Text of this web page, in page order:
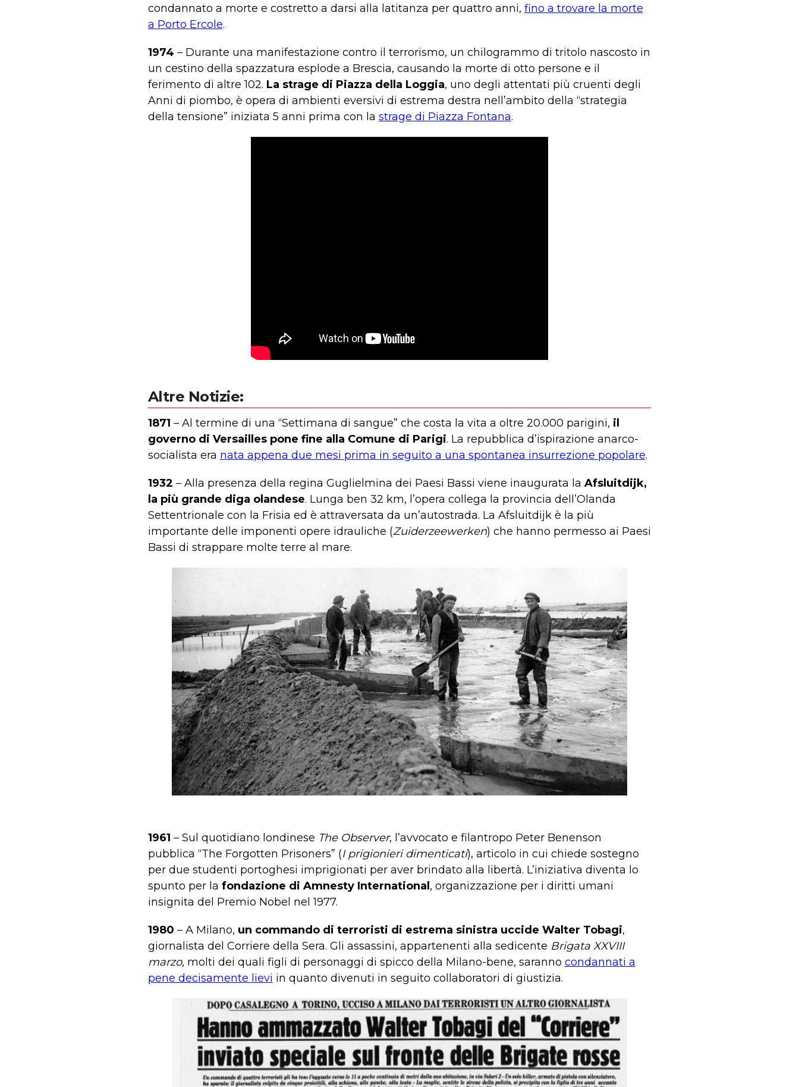
condannato a morte e costretto a darsi alla latitanza per quattro anni, fino a trovare la morte
a Porto Ercole.
1974 – Durante una manifestazione contro il terrorismo, un chilogrammo di tritolo nascosto in
un cestino della spazzatura esplode a Brescia, causando la morte di otto persone e il
ferimento di altre 102. La strage di Piazza della Loggia, uno degli attentati più cruenti degli
Anni di piombo, è opera di ambienti eversivi di estrema destra nell’ambito della “strategia
della tensione” iniziata 5 anni prima con la strage di Piazza Fontana.
Altre Notizie:
1871 – Al termine di una “Settimana di sangue” che costa la vita a oltre 20.000 parigini, il
governo di Versailles pone fine alla Comune di Parigi. La repubblica d’ispirazione anarco-
socialista era nata appena due mesi prima in seguito a una spontanea insurrezione popolare.
1932 – Alla presenza della regina Guglielmina dei Paesi Bassi viene inaugurata la Afsluitdijk,
la più grande diga olandese. Lunga ben 32 km, l’opera collega la provincia dell’Olanda
Settentrionale con la Frisia ed è attraversata da un’autostrada. La Afsluitdijk è la più
importante delle imponenti opere idrauliche (Zuiderzeewerken) che hanno permesso ai Paesi
Bassi di strappare molte terre al mare.
1961 – Sul quotidiano londinese The Observer, l’avvocato e filantropo Peter Benenson
pubblica “The Forgotten Prisoners” (I prigionieri dimenticati), articolo in cui chiede sostegno
per due studenti portoghesi imprigionati per aver brindato alla libertà. L’iniziativa diventa lo
spunto per la fondazione di Amnesty International , organizzazione per i diritti umani
insignita del Premio Nobel nel 1977.
1980 – A Milano, un commando di terroristi di estrema sinistra uccide Walter Tobagi,
giornalista del Corriere della Sera. Gli assassini, appartenenti alla sedicente Brigata XXVIII
marzo, molti dei quali figli di personaggi di spicco della Milano-bene, saranno condannati a
pene decisamente lievi in quanto divenuti in seguito collaboratori di giustizia.